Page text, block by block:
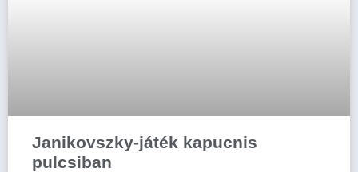
Janikovszky-játék kapucnis
pulcsiban